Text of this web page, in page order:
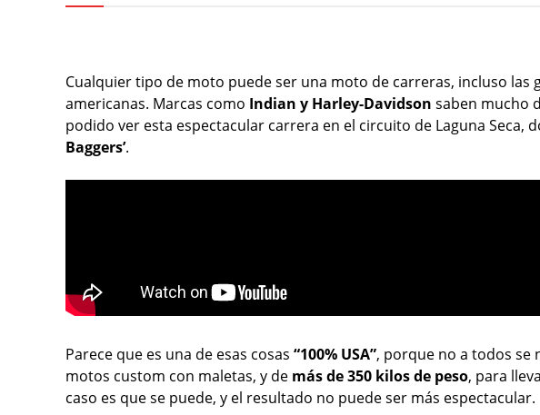
Cualquier tipo de moto puede ser una moto de carreras, incluso las
americanas. Marcas como Indian y Harley-Davidson saben mucho
podido ver esta espectacular carrera en el circuito de Laguna Seca,
Baggers’.
Parece que es una de esas cosas “100% USA”, porque no a todos se
motos custom con maletas, y de más de 350 kilos de peso, para
caso es que se puede, y el resultado no puede ser más espectacular.